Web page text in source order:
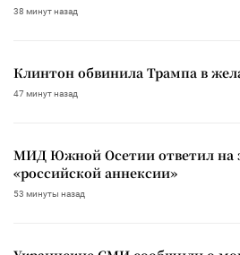
38 минут назад
Клинтон обвинила Трампа в
47 минут назад
МИД Южной Осетии ответил на
«российской аннексии»
53 минуты назад